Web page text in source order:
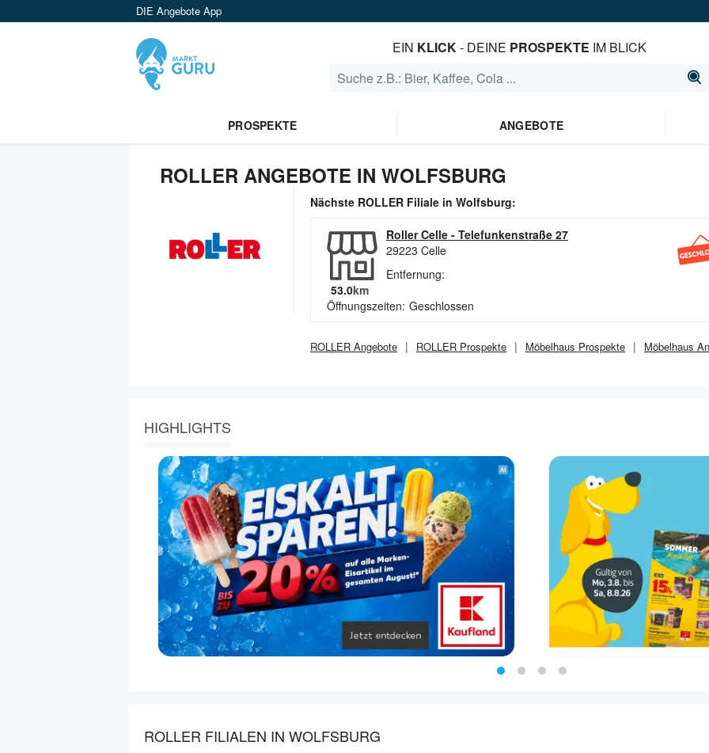
DIE Angebote App
EIN KLICK- DEINE PROSPEKTE IM BLICK
PROSPEKTE ANGEBOTE
ROLLER ANGEBOTE IN WOLFSBURG
Nächste ROLLER Filiale in Wolfsburg:
Roller Celle - Telefunkenstraße 27
29223 Celle
Entfernung:
53.0km
Öffnungszeiten: Geschlossen
ROLLER Angebote ROLLER Prospekte Möbelhaus Prospekte Möbelhaus
HIGHLIGHTS
ROLLER FILIALEN IN WOLFSBURG